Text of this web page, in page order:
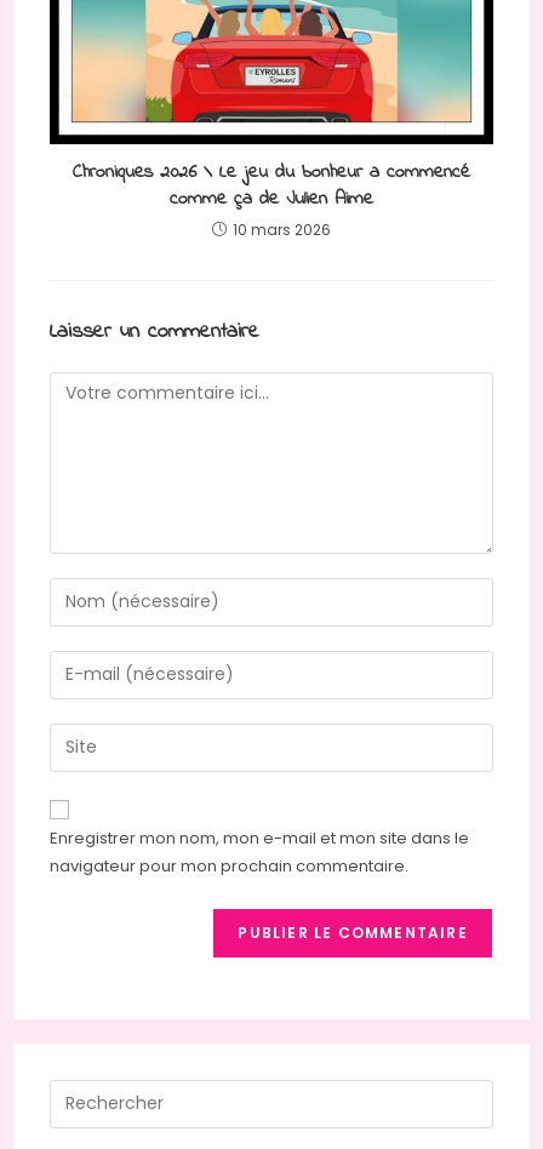
Chroniques 2026 \ Le jeu du bonheur a commencé
comme ça de Julien Aime
10 mars 2026
Laisser un commentaire
Enregistrer mon nom, mon e-mail et mon site dans le
navigateur pour mon prochain commentaire.